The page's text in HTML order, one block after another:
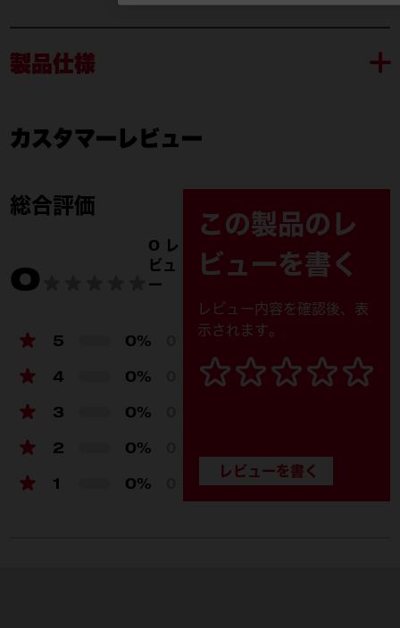
製品仕様
付属品
48-22-8481 (1)
外寸 長さ (mm) 533
422
外寸 高さ (mm) 99
質量 (kg) 2.91
耐荷重 (kg)
カスタマーレビュー
総合評価
0
0 レ
ビュ
ー
5 0%
4 0%
3 0%
2 0%
1 0%
この製品のレ
ビューを書く
レビュー内容を確認後、表
示されます。